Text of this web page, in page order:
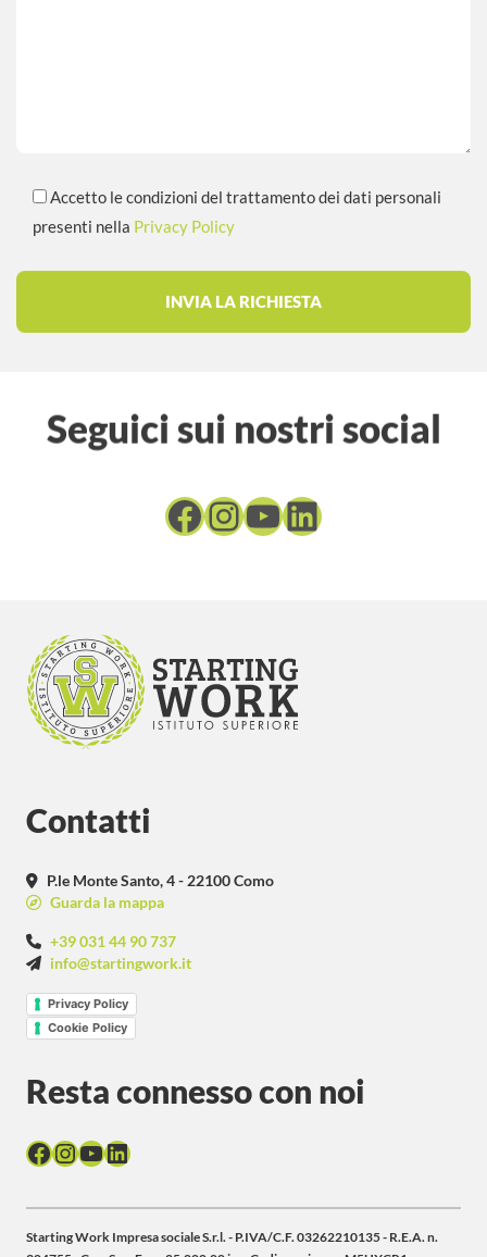
Accetto le condizioni del trattamento dei dati personali
presenti nella Privacy Policy
Seguici sui nostri social
Facebook
Instagram
YouTube
LinkedIn
Contatti
P.le Monte Santo, 4 - 22100 Como
Guarda la mappa
+39 031 44 90 737
info@startingwork.it
Privacy Policy
Cookie Policy
Resta connesso con noi
Facebook
Instagram
YouTube
LinkedIn
Starting Work Impresa sociale S.r.l. - P.IVA/C.F. 03262210135 - R.E.A. n.